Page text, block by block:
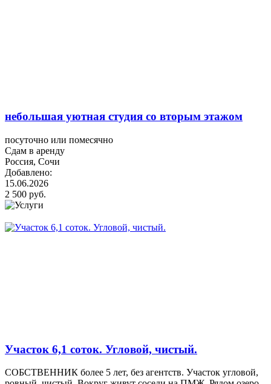
небольшая уютная студия со вторым этажом
посуточно или помесячно
Сдам в аренду
Россия, Сочи
Добавлено:
15.06.2026
2 500 руб.
Участок 6,1 соток. Угловой, чистый.
СОБСТВЕННИК более 5 лет, без агентств. Участок угловой,